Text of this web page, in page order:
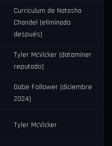
Currículum de Natasha
Chandel (eliminado
después)
Tyler McVicker (dataminer
reputado)
Gabe Follower (diciembre
2024)
Tyler McVicker